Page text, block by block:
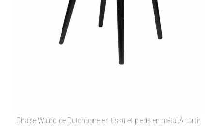
Chaise Waldo de Dutchbone en tissu et pieds en métal.À partir